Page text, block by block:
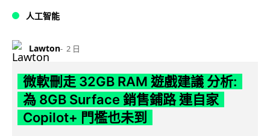
人工智能
Lawton 2 日
微軟刪走 32GB RAM 遊戲建議 分析:
為 8GB Surface 銷售鋪路 連自家
Copilot+ 門檻也未到